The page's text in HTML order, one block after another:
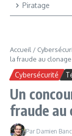
Piratage
Accueil /
la fraude au
Cybersécurité
Un
fraude au
Par Damien